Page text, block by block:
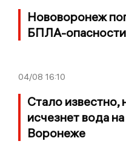
Нововоронеж
БПЛА-опасности
04/08 16:10
Стало известно,
исчезнет вода
Воронеже